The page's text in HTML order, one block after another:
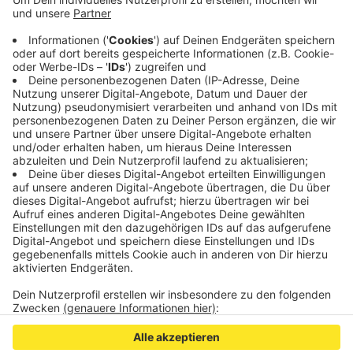
Geliebte eingestochen. Er wollte mit der Tat seine
Ehe retten. Die Frau überlebte knapp. Zwei LKW-
Fahrer haben den Mann davon abhalten können,
weiter auf sein Opfer einzustechen. Ein weiterer
Zeuge - zufällig ein Notarzt - leistete Erste Hilfe.
Veröffentlicht:Freitag, 29.05.2020 06:53
Anzeige